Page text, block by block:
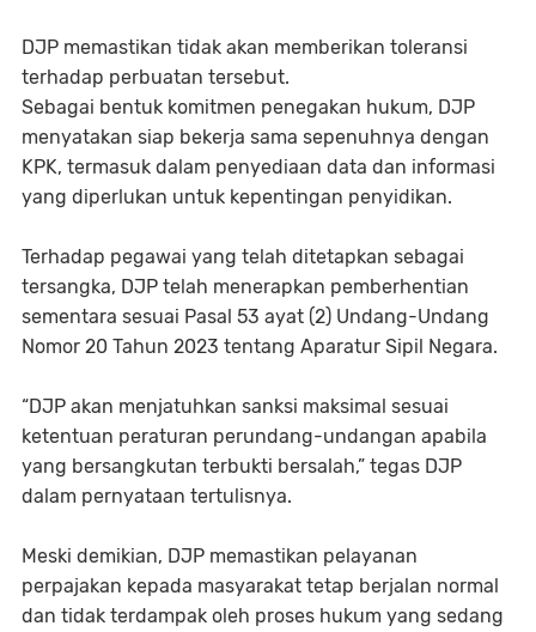
DJP memastikan tidak akan memberikan toleransi
terhadap perbuatan tersebut.
Sebagai bentuk komitmen penegakan hukum, DJP
menyatakan siap bekerja sama sepenuhnya dengan
KPK, termasuk dalam penyediaan data dan informasi
yang diperlukan untuk kepentingan penyidikan.
Terhadap pegawai yang telah ditetapkan sebagai
tersangka, DJP telah menerapkan pemberhentian
sementara sesuai Pasal 53 ayat (2) Undang-Undang
Nomor 20 Tahun 2023 tentang Aparatur Sipil Negara.
“DJP akan menjatuhkan sanksi maksimal sesuai
ketentuan peraturan perundang-undangan apabila
yang bersangkutan terbukti bersalah,” tegas DJP
dalam pernyataan tertulisnya.
Meski demikian, DJP memastikan pelayanan
perpajakan kepada masyarakat tetap berjalan normal
dan tidak terdampak oleh proses hukum yang sedang